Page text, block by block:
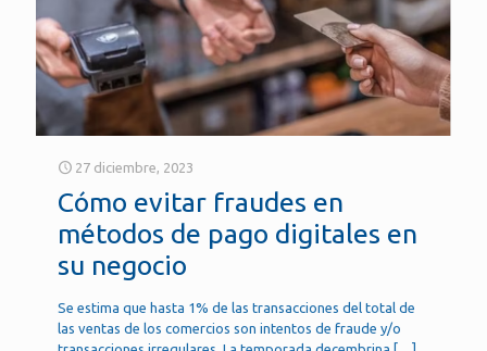
27 diciembre, 2023
Cómo evitar fraudes en
métodos de pago digitales en
su negocio
Se estima que hasta 1% de las transacciones del total de
las ventas de los comercios son intentos de fraude y/o